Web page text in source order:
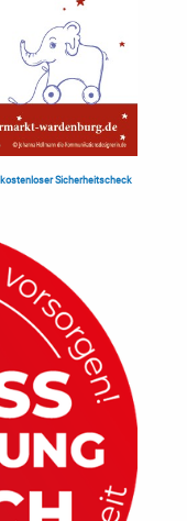
kostenloser Sicherheitscheck